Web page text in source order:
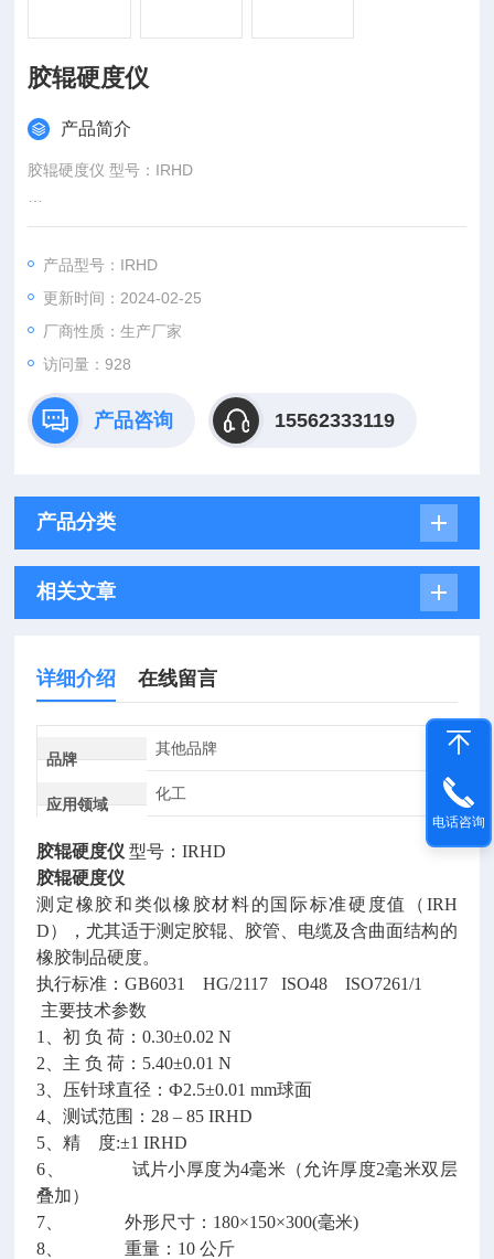
胶辊硬度仪
产品简介
胶辊硬度仪 型号：IRHD
测定橡胶和类似橡胶材料的国际标准硬度值（IRHD），尤其适
产品型号：IRHD
更新时间：2024-02-25
厂商性质：生产厂家
访问量：928
产品咨询 15562333119
产品分类
相关文章
详细介绍 在线留言
品牌
其他品牌
应用领域
化工
胶辊硬度仪 型号：IRHD
胶辊硬度仪
测定橡胶和类似橡胶材料的国际标准硬度值（IRH
D），尤其适于测定胶辊、胶管、电缆及含曲面结构的
橡胶制品硬度。
执行标准：GB6031 HG/2117 ISO48 ISO7261/1
主要技术参数
1、初 负 荷：0.30±0.02 N
2、主 负 荷：5.40±0.01 N
3、压针球直径：Ф2.5±0.01 mm球面
4、测试范围：28 – 85 IRHD
5、精 度:±1 IRHD
6、 试片小厚度为4毫米（允许厚度2毫米双层
叠加）
7、 外形尺寸：180×150×300(毫米)
8、 重量：10 公斤
电话咨询